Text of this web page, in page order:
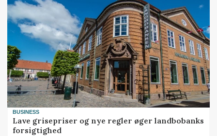
BUSINESS
Lave grisepriser og nye regler øger landbobanks
forsigtighed